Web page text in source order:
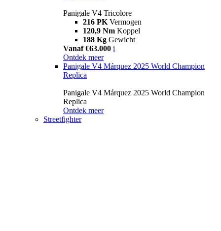
Panigale V4 Tricolore
216 PK Vermogen
120,9 Nm Koppel
188 Kg Gewicht
Vanaf €63.000 i
Ontdek meer
Panigale V4 Márquez 2025 World Champion
Replica
Panigale V4 Márquez 2025 World Champion
Replica
Ontdek meer
Streetfighter